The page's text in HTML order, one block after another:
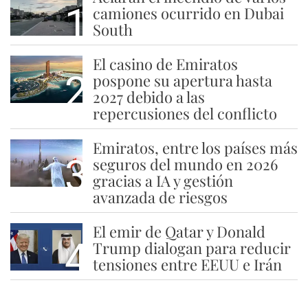
1 camiones ocurrido en Dubai
South
2
El casino de Emiratos
pospone su apertura hasta
2027 debido a las
repercusiones del conflicto
3
Emiratos, entre los países más
seguros del mundo en 2026
gracias a IA y gestión
avanzada de riesgos
4
El emir de Qatar y Donald
Trump dialogan para reducir
tensiones entre EEUU e Irán